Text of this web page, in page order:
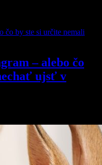
– alebo čo
ujsť v